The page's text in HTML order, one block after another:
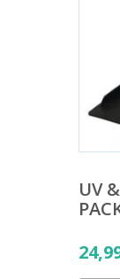
UV